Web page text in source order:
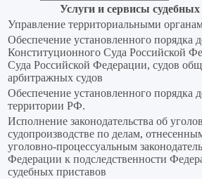
Услуги и сервисы
Управление территориальными
Обеспечение установленного порядка
Конституционного Суда Российской
Суда Российской Федерации, судов
арбитражных судов
Обеспечение установленного порядка
территории РФ.
Исполнение законодательства об
судопроизводстве по делам,
уголовно‑процессуальным
Федерации к подследственности
судебных приставов